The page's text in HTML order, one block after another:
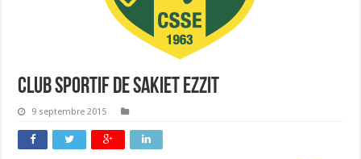
Club Sportif de Sakiet Ezzit
9 septembre 2015